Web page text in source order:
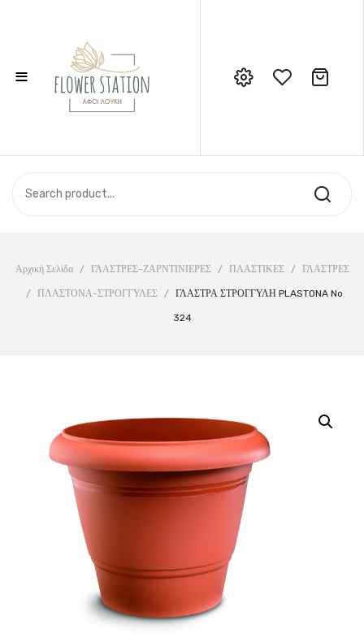
≡
ΕΠΙΚΟΙΝΩΝΊΑ
Αρχική Σελίδα / ΓΛΑΣΤΡΕΣ-ΖΑΡΝΤΙΝΙΕΡΕΣ / ΠΛΑΣΤΙΚΕΣ / ΓΛΑΣΤΡΕΣ
/ ΠΛΑΣΤΟΝΑ-ΣΤΡΟΓΓΥΛΕΣ / ΓΛΑΣΤΡΑ ΣΤΡΟΓΓΥΛΗ PLASTONA No
324